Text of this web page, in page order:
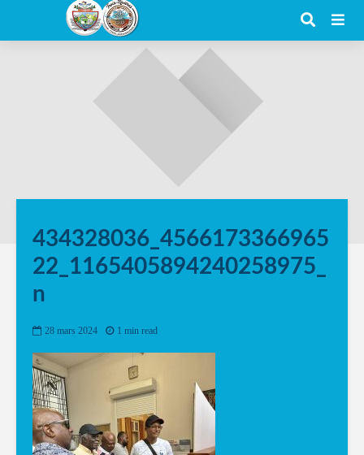
434328036_4566173366965
22_1165405894240258975_
n
28 mars 2024 1 min read